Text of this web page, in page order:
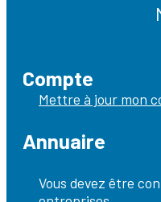
Compte
Mettre à jour mon
Annuaire
Vous devez être